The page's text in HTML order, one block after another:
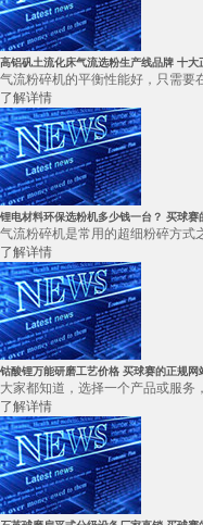
高铝矾土流化床气流选粉生产线品牌 十
气流粉碎机的平衡性能好，只需要
了解详情
锂电材料环保选粉机多少钱一台？ 买球
气流粉碎机是常用的超细粉碎方式
了解详情
钴酸锂万能研磨工艺价格 买球赛的正规
大家都知道，选择一个产品或服务
了解详情